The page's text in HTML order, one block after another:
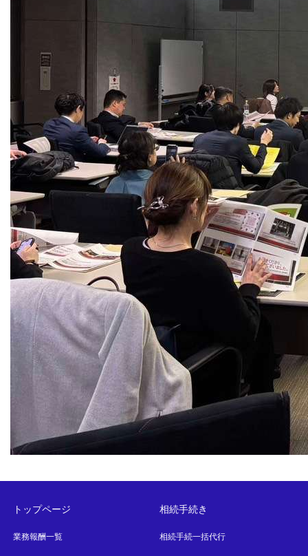
トップページ
業務報酬一覧
相続手続き
相続手続一括代行